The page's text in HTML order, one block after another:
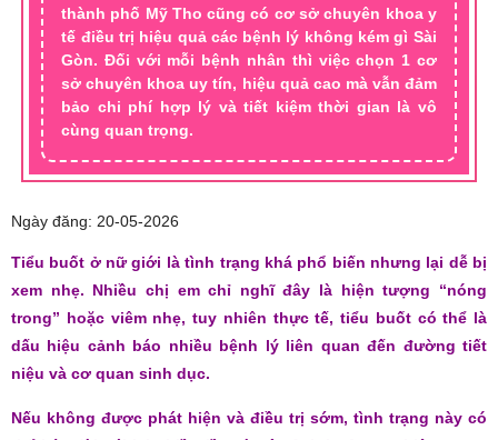
thành phố Mỹ Tho cũng có cơ sở chuyên khoa y
tế điều trị hiệu quả các bệnh lý không kém gì Sài
Gòn. Đối với mỗi bệnh nhân thì việc chọn 1 cơ
sở chuyên khoa uy tín, hiệu quả cao mà vẫn đảm
bảo chi phí hợp lý và tiết kiệm thời gian là vô
cùng quan trọng.
Ngày đăng: 20-05-2026
Tiểu buốt ở nữ giới là tình trạng khá phổ biến nhưng lại dễ bị
xem nhẹ. Nhiều chị em chỉ nghĩ đây là hiện tượng “nóng
trong” hoặc viêm nhẹ, tuy nhiên thực tế, tiểu buốt có thể là
dấu hiệu cảnh báo nhiều bệnh lý liên quan đến đường tiết
niệu và cơ quan sinh dục.
Nếu không được phát hiện và điều trị sớm, tình trạng này có